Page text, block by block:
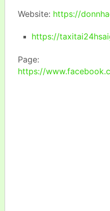
Website: https://
https://
Page:
https://